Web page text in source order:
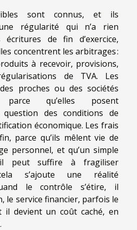
sont connus, et ils
régularité qui n’a rien
écritures de fin d’exercice,
concentrent les arbitrages :
à recevoir, provisions,
de TVA. Les
proches ou des sociétés
qu’elles posent
question des conditions de
économique. Les frais
parce qu’ils mêlent vie de
personnel, et qu’un simple
peut suffire à fragiliser
s’ajoute une réalité
le contrôle s’étire, il
le service financier, parfois le
il devient un coût caché, en